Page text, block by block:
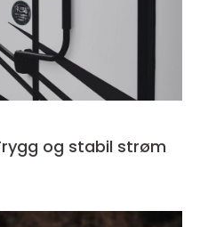
og stabil strøm